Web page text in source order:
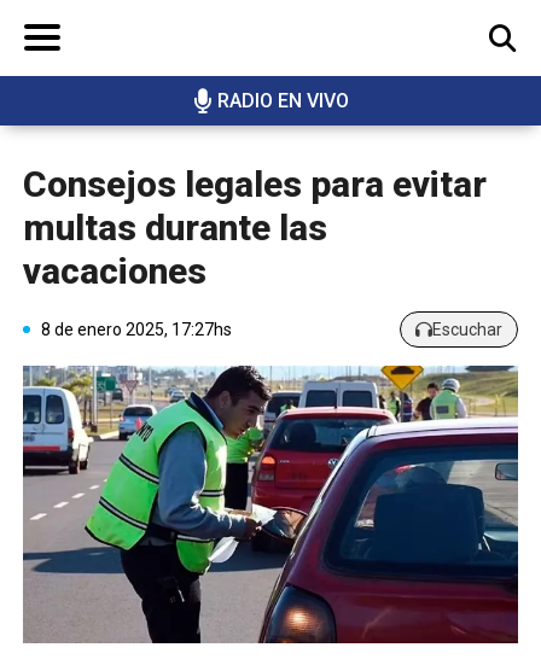
RADIO EN VIVO
BUSCAR
Consejos legales para evitar
multas durante las
vacaciones
8 de enero 2025, 17:27hs Escuchar